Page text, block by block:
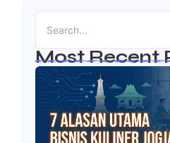
Most Recent